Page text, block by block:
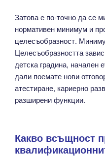
Затова е по-точно да се
нормативен минимум и
целесъобразност.
Целесъобразността
детска градина, начален
дали поемате нови
атестиране, кариерно
разширени функции.
Какво всъщност